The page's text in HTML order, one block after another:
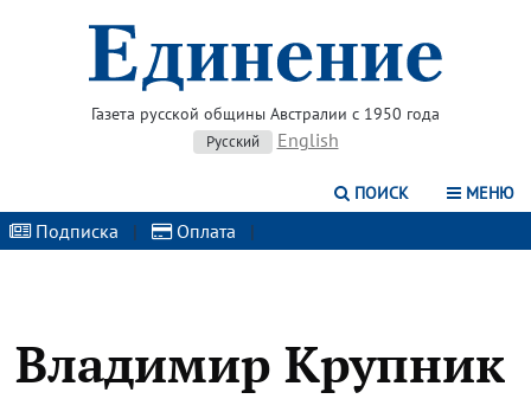
Газета русской общины Австралии с 1950 года
Русский English
ПОИСК МЕНЮ
Подписка | Оплата |
Владимир Крупник